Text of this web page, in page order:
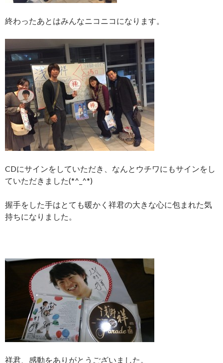
終わったあとはみんなニコニコになります。
CDにサインをしていただき、なんとウチワにもサインをし
ていただきました(*^_^*)
握手をした手はとても暖かく祥君の大きな心に包まれた気
持ちになりました。
祥君、感動をありがとうございました。